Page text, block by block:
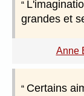
grandes et
Anne
Certains